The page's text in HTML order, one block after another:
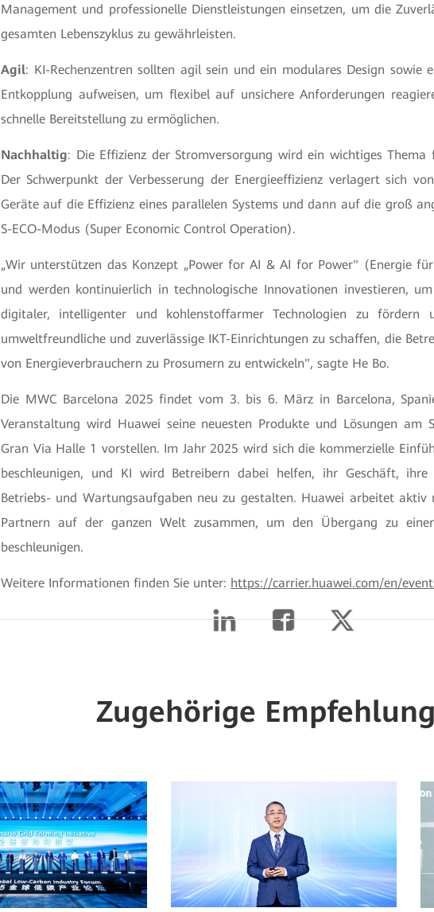
Management und professionelle Dienstleistungen einsetzen, um die
gesamten Lebenszyklus zu gewährleisten.
Agil: KI-Rechenzentren sollten agil sein und ein modulares Design sowie
Entkopplung aufweisen, um flexibel auf unsichere Anforderungen
schnelle Bereitstellung zu ermöglichen.
Nachhaltig: Die Effizienz der Stromversorgung wird ein wichtiges Thema
Der Schwerpunkt der Verbesserung der Energieeffizienz verlagert sich
Geräte auf die Effizienz eines parallelen Systems und dann auf die groß
S-ECO-Modus (Super Economic Control Operation).
„Wir unterstützen das Konzept „Power for AI & AI for Power" (Energie
und werden kontinuierlich in technologische Innovationen investieren,
digitaler, intelligenter und kohlenstoffarmer Technologien zu fördern
umweltfreundliche und zuverlässige IKT-Einrichtungen zu schaffen, die
von Energieverbrauchern zu Prosumern zu entwickeln", sagte He Bo.
Die MWC Barcelona 2025 findet vom 3. bis 6. März in Barcelona,
Veranstaltung wird Huawei seine neuesten Produkte und Lösungen am
Gran Via Halle 1 vorstellen. Im Jahr 2025 wird sich die kommerzielle
beschleunigen, und KI wird Betreibern dabei helfen, ihr Geschäft,
Betriebs- und Wartungsaufgaben neu zu gestalten. Huawei arbeitet aktiv
Partnern auf der ganzen Welt zusammen, um den Übergang zu
beschleunigen.
Weitere Informationen finden Sie unter: https://carrier.huawei.com/en/
Zugehörige